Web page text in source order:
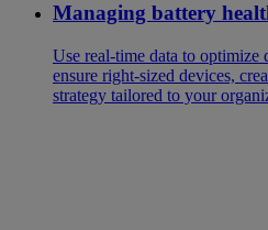
Managing battery
Use real-time data to optimize
ensure right-sized devices,
strategy tailored to your